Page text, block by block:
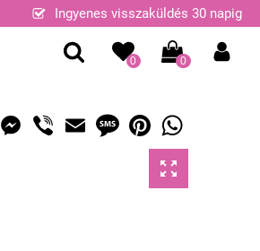
Ingyenes visszaküldés 30 napig
0 0
FacebookMessenger
Viber Email MessagePinterest